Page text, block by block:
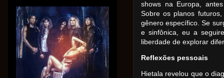
shows na Europa,
Sobre os planos
gênero específico. Se
e sinfônica, eu a
liberdade de explorar
Reflexões pessoais
Hietala revelou que o